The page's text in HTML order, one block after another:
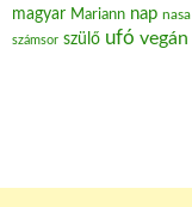
magyar Mariann nap nasa
számsor szülő ufó vegán